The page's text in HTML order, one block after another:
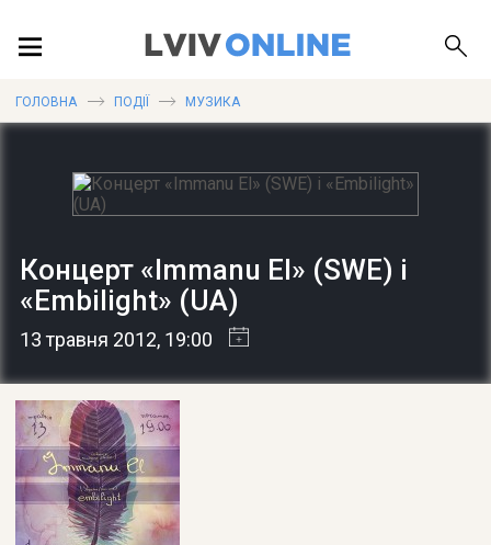
ПУБЛІКАЦІЇ
ДОВІДКА
ГОЛОВНА ПОДІЇ МУЗИКА
Концерт «Immanu El» (SWE) і
«Embilight» (UA)
13 травня 2012, 19:00